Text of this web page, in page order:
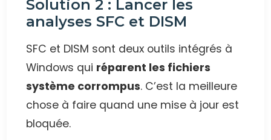
Solution 2 : Lancer les
analyses SFC et DISM
SFC et DISM sont deux outils intégrés à
Windows qui réparent les fichiers
système corrompus. C’est la meilleure
chose à faire quand une mise à jour est
bloquée.